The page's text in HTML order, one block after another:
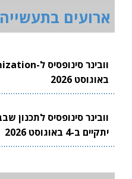
ארועים בתעשייה
באוגוסט 2026
יתקיים ב-4 באוגוסט 2026